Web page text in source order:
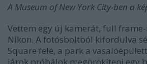
A Museum of New York City-ben a
Vettem egy új kamerát, full
Nikon. A fotósboltból kifordulva
Square felé, a park a
járok próbálok megörökíteni egy